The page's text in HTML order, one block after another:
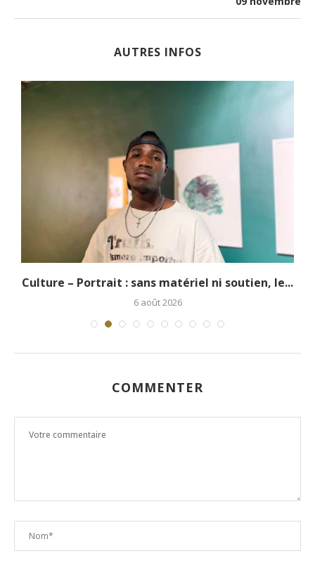
AUTRES INFOS
Culture – Portrait : sans matériel ni soutien, le...
6 août 2026
COMMENTER